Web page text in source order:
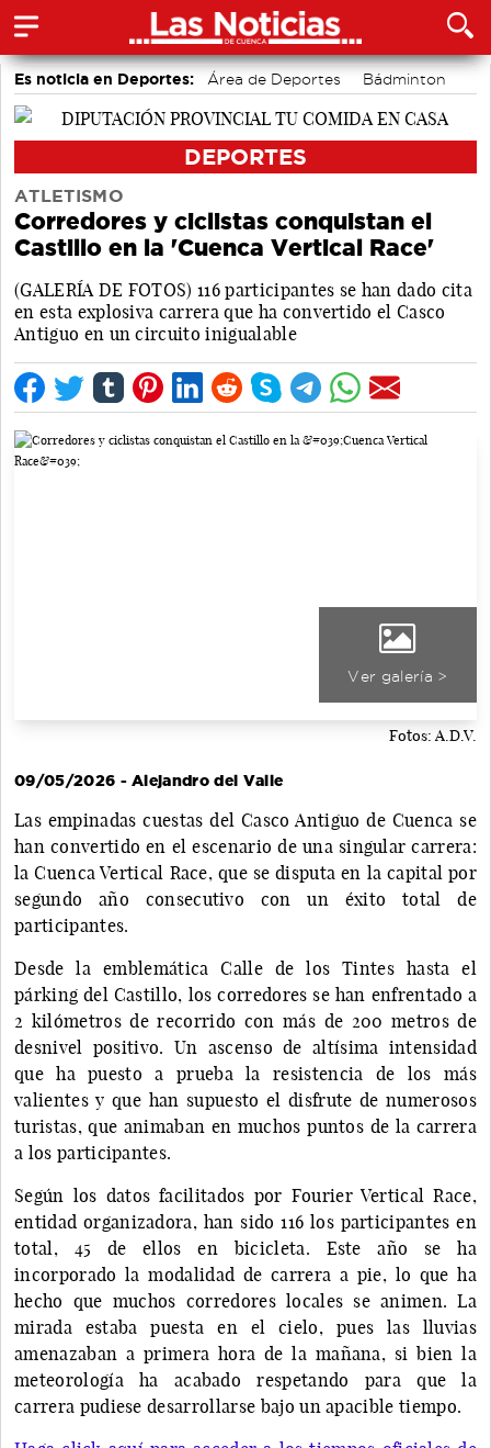
Es noticia en Deportes: Área de Deportes
Bádminton
Motor
DEPORTES
ATLETISMO
Corredores y ciclistas conquistan el
Castillo en la 'Cuenca Vertical Race'
(GALERÍA DE FOTOS) 116 participantes se han dado cita
en esta explosiva carrera que ha convertido el Casco
Antiguo en un circuito inigualable
Ver galería >
Fotos: A.D.V.
09/05/2026 - Alejandro del Valle
Las empinadas cuestas del Casco Antiguo de Cuenca se
han convertido en el escenario de una singular carrera:
la Cuenca Vertical Race, que se disputa en la capital por
segundo año consecutivo con un éxito total de
participantes.
Desde la emblemática Calle de los Tintes hasta el
párking del Castillo, los corredores se han enfrentado a
2 kilómetros de recorrido con más de 200 metros de
desnivel positivo. Un ascenso de altísima intensidad
que ha puesto a prueba la resistencia de los más
valientes y que han supuesto el disfrute de numerosos
turistas, que animaban en muchos puntos de la carrera
a los participantes.
Según los datos facilitados por Fourier Vertical Race,
entidad organizadora, han sido 116 los participantes en
total, 45 de ellos en bicicleta. Este año se ha
incorporado la modalidad de carrera a pie, lo que ha
hecho que muchos corredores locales se animen. La
mirada estaba puesta en el cielo, pues las lluvias
amenazaban a primera hora de la mañana, si bien la
meteorología ha acabado respetando para que la
carrera pudiese desarrollarse bajo un apacible tiempo.